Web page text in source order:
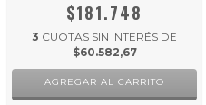
$181.748
3 CUOTAS SIN INTERÉS DE
$60.582,67